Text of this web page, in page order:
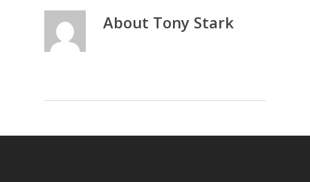
About Tony Stark